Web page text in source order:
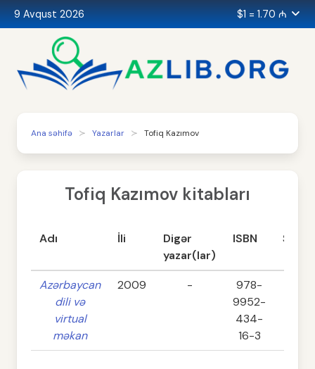
9 Avqust 2026 $1 = 1.70 ₼
Ana səhifə Yazarlar Tofiq Kazımov
Tofiq Kazımov kitabları
Adı İli
Digər
yazar(lar)
ISBN
Azərbaycan
dili və
virtual
məkan
2009 -
978-
9952-
434-
16-3